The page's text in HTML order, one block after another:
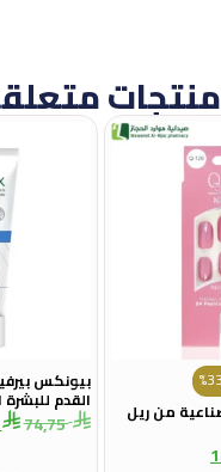
منتجات
من ريل
بيونكس
القدم للبشرة
74,75